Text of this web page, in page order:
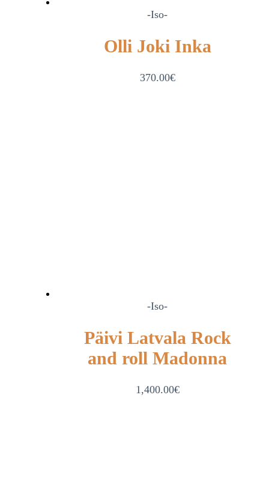
-Iso-
Olli Joki Inka
370.00€
-Iso-
Päivi Latvala Rock
and roll Madonna
1,400.00€